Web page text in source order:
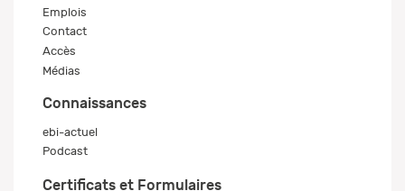
Emplois
Contact
Accès
Médias
Connaissances
ebi-actuel
Podcast
Certificats et Formulaires